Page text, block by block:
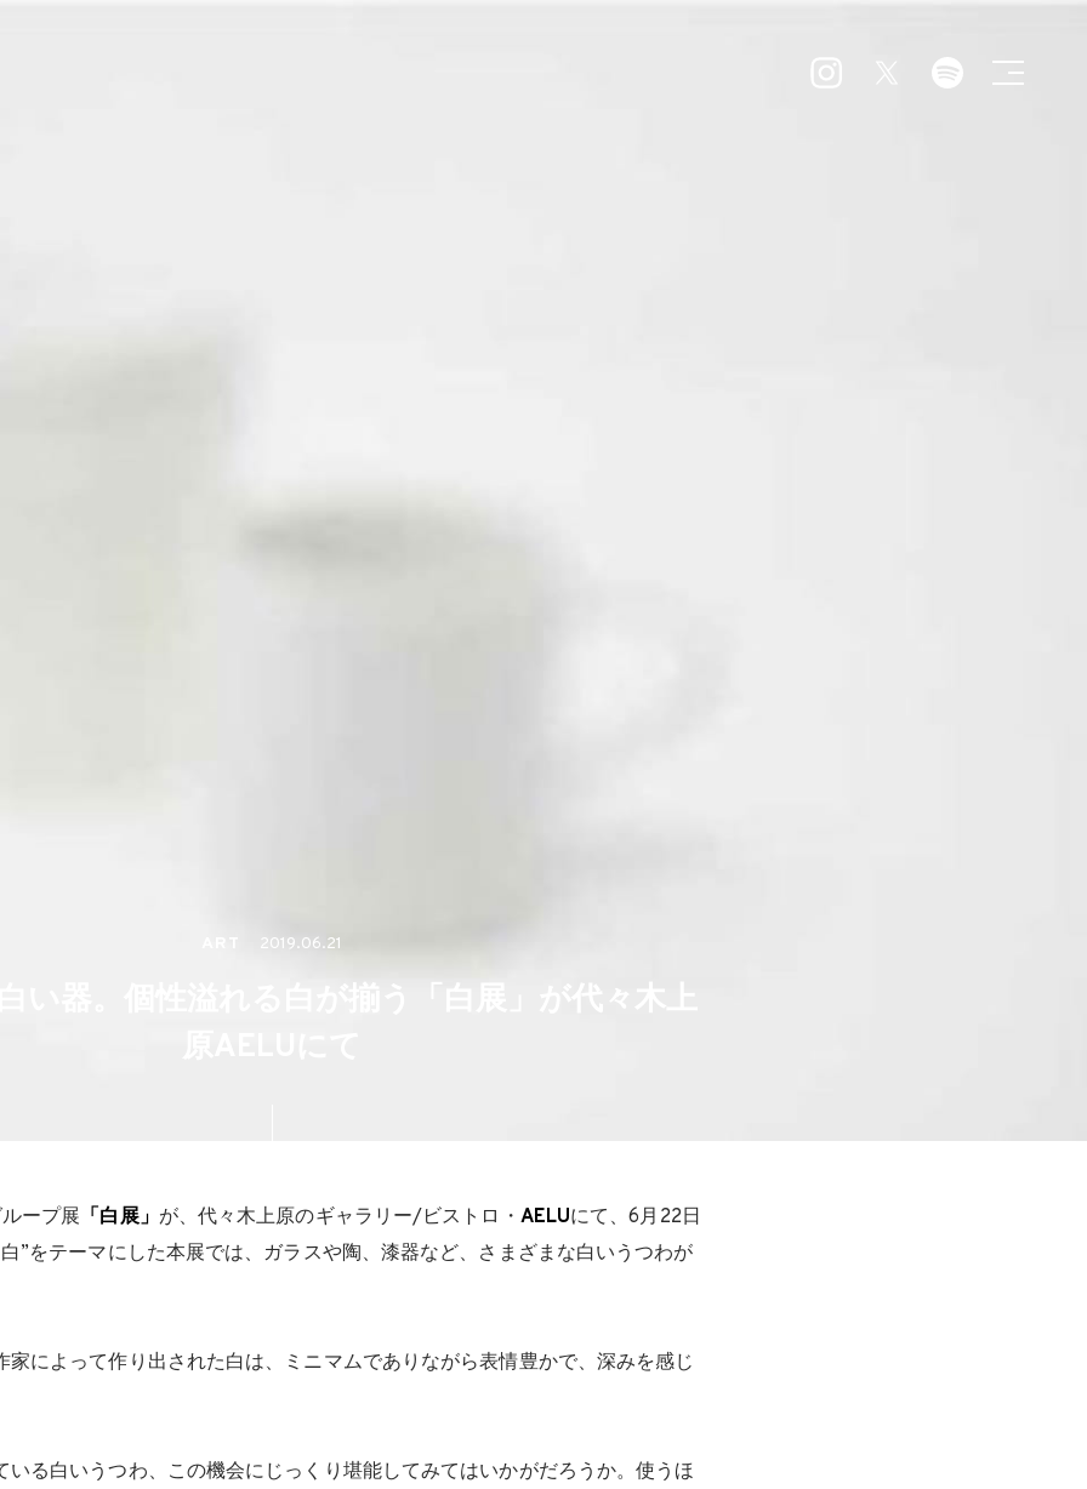
2019.06.21
ープ展 「白展」 が、代々木上原のギャラリー/ビストロ・ AELUにて、6月22日
”をテーマにした本展では、ガラスや陶、漆器など、さまざまな白いうつわが
家によって作り出された白は、ミニマムでありながら表情豊かで、深みを感じ
いる白いうつわ、この機会にじっくり堪能してみてはいかがだろうか。使うほ